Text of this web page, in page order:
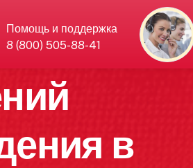
Помощь и поддержка
8 (800) 505-88-41
в